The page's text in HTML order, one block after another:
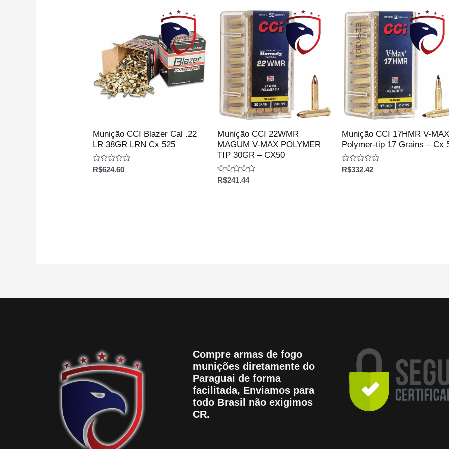
Munição CCI Blazer Cal .22
LR 38GR LRN Cx 525
Avaliação
R$624.60
Munição CCI 22WMR
MAGUM V-MAX POLYMER
TIP 30GR – CX50
Avaliação
R$241.44
Munição CCI 17HMR V-MAX
Polymer-tip 17 Grains – Cx
Avaliação
R$332.42
Compre armas de fogo
munições diretamente do
Paraguai de forma
facilitada, Enviamos para
todo Brasil não exigimos
CR.